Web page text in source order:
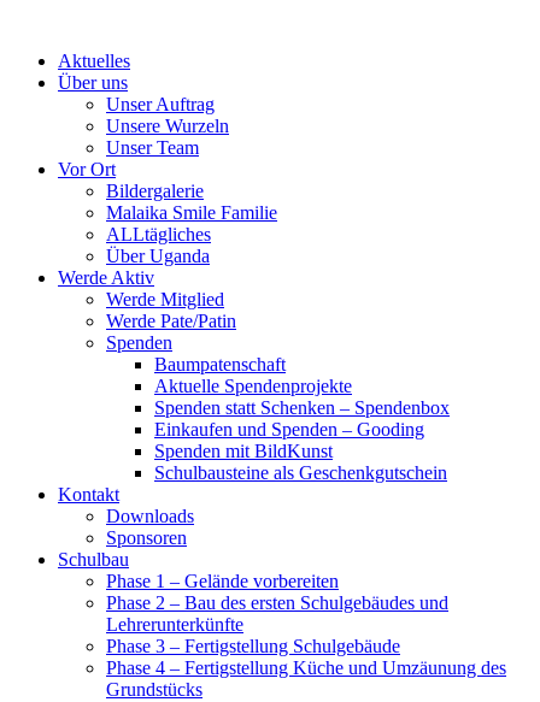
contentAktuelles
Über uns
Unser Auftrag
Unsere Wurzeln
Unser Team
Vor Ort
Bildergalerie
Malaika Smile Familie
ALLtägliches
Über Uganda
Werde Aktiv
Werde Mitglied
Werde Pate/Patin
Spenden
Baumpatenschaft
Aktuelle Spendenprojekte
Spenden statt Schenken – Spendenbox
Einkaufen und Spenden – Gooding
Spenden mit BildKunst
Schulbausteine als Geschenkgutschein
Kontakt
Downloads
Sponsoren
Schulbau
Phase 1 – Gelände vorbereiten
Phase 2 – Bau des ersten Schulgebäudes und
Lehrerunterkünfte
Phase 3 – Fertigstellung Schulgebäude
Phase 4 – Fertigstellung Küche und Umzäunung des
Grundstücks